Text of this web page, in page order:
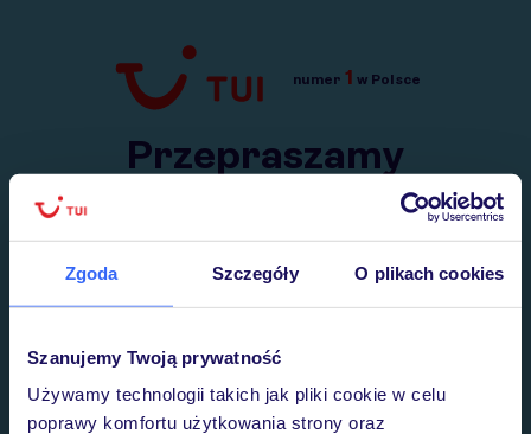
Zgoda Szczegóły O plikach cookies
Szanujemy Twoją prywatność
Używamy technologii takich jak pliki cookie w celu
poprawy komfortu użytkowania strony oraz
Przejdź do TUI.pl
numer 1 w Polsce
Przepraszamy
Wysłaliśmy nasz serwis na krótkie wakacje.